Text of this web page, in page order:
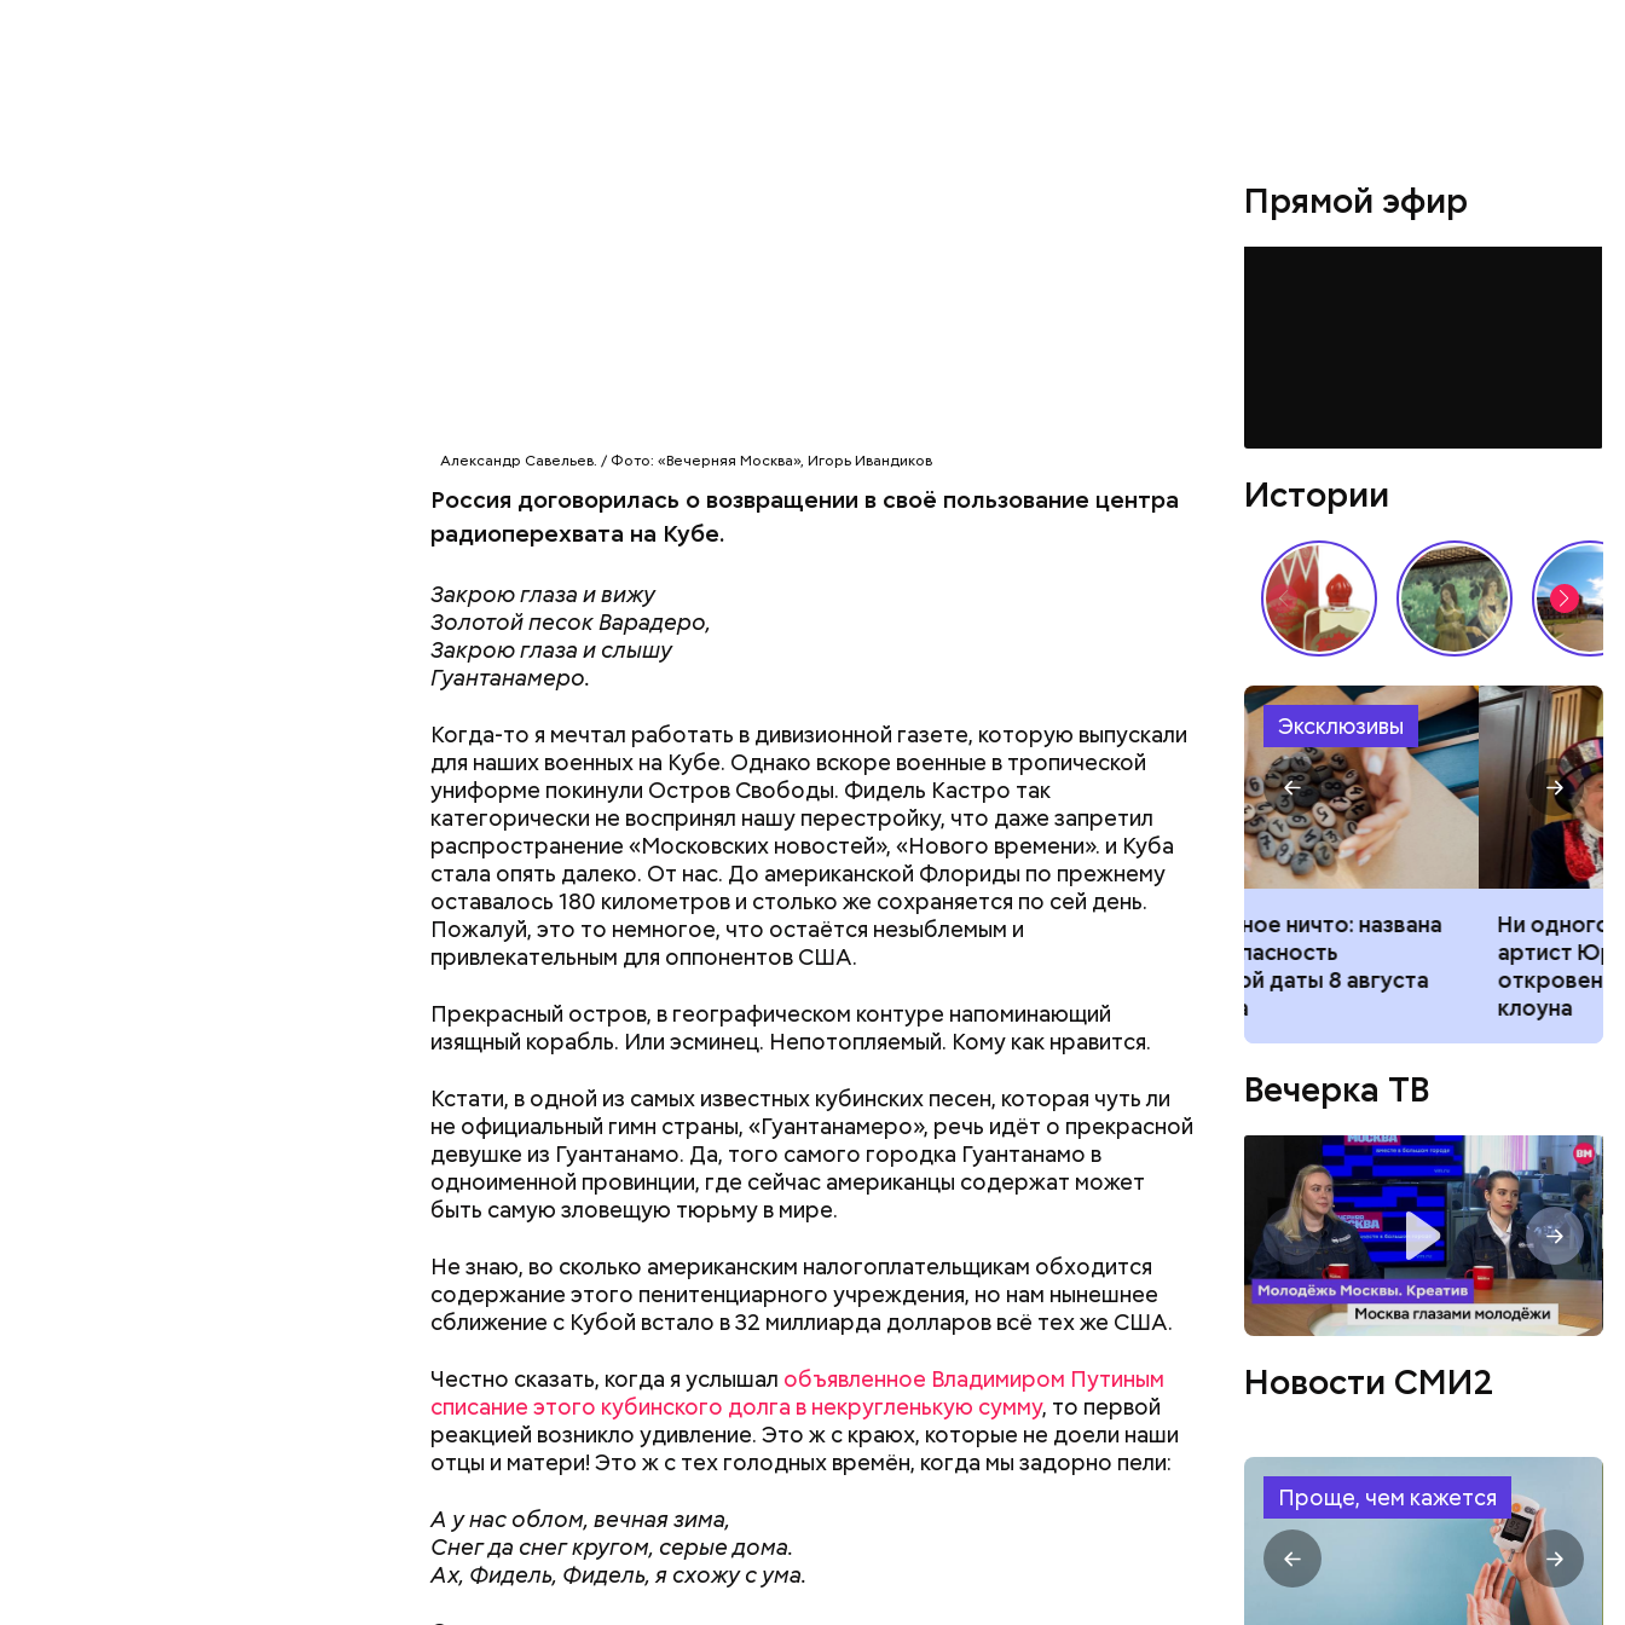
Александр Савельев. / Фото: «Вечерняя Москва», Игорь Ивандиков
Россия договорилась о возвращении в своё пользование центра
радиоперехвата на Кубе.
Закрою глаза и вижу
Золотой песок Варадеро,
Закрою глаза и слышу
Гуантанамеро.
Когда-то я мечтал работать в дивизионной газете, которую выпускали
для наших военных на Кубе. Однако вскоре военные в тропической
униформе покинули Остров Свободы. Фидель Кастро так
категорически не воспринял нашу перестройку, что даже запретил
распространение «Московских новостей», «Нового времени». и Куба
стала опять далеко. От нас. До американской Флориды по прежнему
оставалось 180 километров и столько же сохраняется по сей день.
Пожалуй, это то немногое, что остаётся незыблемым и
привлекательным для оппонентов США.
Прекрасный остров, в географическом контуре напоминающий
изящный корабль. Или эсминец. Непотопляемый. Кому как нравится.
Кстати, в одной из самых известных кубинских песен, которая чуть ли
не официальный гимн страны, «Гуантанамеро», речь идёт о прекрасной
девушке из Гуантанамо. Да, того самого городка Гуантанамо в
одноименной провинции, где сейчас американцы содержат может
быть самую зловещую тюрьму в мире.
Не знаю, во сколько американским налогоплательщикам обходится
содержание этого пенитенциарного учреждения, но нам нынешнее
сближение с Кубой встало в 32 миллиарда долларов всё тех же США.
Честно сказать, когда я услышал объявленное Владимиром Путиным
списание этого кубинского долга в некругленькую сумму, то первой
реакцией возникло удивление. Это ж с краюх, которые не доели наши
отцы и матери! Это ж с тех голодных времён, когда мы задорно пели:
А у нас облом, вечная зима,
Снег да снег кругом, серые дома.
Ах, Фидель, Фидель, я схожу с ума.
Как гласит предание, совершая паломничество в Иерусалим, Николай
А еще, удержав меч палача, святой Николай спас от смерти трех
мужей, невинно осужденных корыстолюбивым градоначальником.
Понадобятся:
2-3 картофелины,
1 некрупный помидор,
2 корня сельдерея,
салатная заправка.
Прямой эфир
Истории
Эксклюзивы
Меняя реакцию иммунной
Салат, спагетти и блюдо по-
тайски: топ-5 рецептов из
Бесконечное ничто: названа
2026 года
Ни одного дня не работал:
артист Юрий Куклачев —
откровенно о профессии
Вечерка ТВ
Новости СМИ2
Проще, чем кажется